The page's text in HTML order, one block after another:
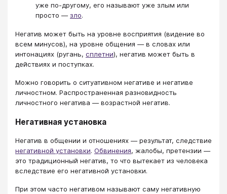
уже по-другому, его называют уже злым или
просто —зло.
Негатив может быть на уровне восприятия (видение во
всем минусов), на уровне общения — в словах или
интонациях (ругань, сплетни), негатив может быть в
действиях и поступках.
Можно говорить о ситуативном негативе и негативе
личностном. Распространенная разновидность
личностного негатива — возрастной негатив.
Негативная установка
Негатив в общении и отношениях — результат, следствие
негативной установки. Обвинения, жалобы, претензии —
это традиционный негатив, то что вытекает из человека
вследствие его негативной установки.
При этом часто негативом называют саму негативную